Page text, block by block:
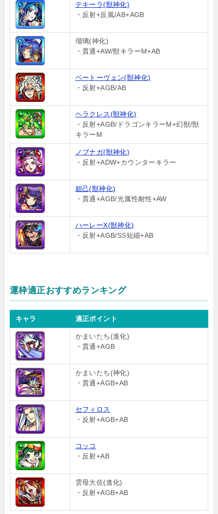
テキーラ(獣神化)
・反射+反風/AB+AGB
瑠璃(神化)
・貫通+AW/獣キラーM+AB
ベートーヴェン(獣神化)
・反射+AGB/AB
ヘラクレス(獣神化)
・反射+AGB/ドラゴンキラーM+幻獣/獣
キラーM
ノブナガ(獣神化)
・反射+ADW+カウンターキラー
妲己(獣神化)
・貫通+AGB/光属性耐性+AW
ハーレーX(獣神化)
・反射+AGB/SS短縮+AB
運枠適正おすすめランキング
キャラ 適正ポイント
かまいたち(進化)
・貫通+AGB
かまいたち(神化)
・貫通+AGB+AB
セフィロス
・反射+AGB+AB
コッコ
・反射+AB
雲母大佐(進化)
・反射+AGB+AB